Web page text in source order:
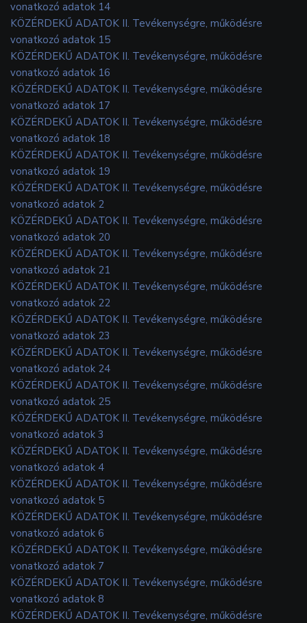
vonatkozó adatok 14
KÖZÉRDEKŰ ADATOK II. Tevékenységre, működésre
vonatkozó adatok 15
KÖZÉRDEKŰ ADATOK II. Tevékenységre, működésre
vonatkozó adatok 16
KÖZÉRDEKŰ ADATOK II. Tevékenységre, működésre
vonatkozó adatok 17
KÖZÉRDEKŰ ADATOK II. Tevékenységre, működésre
vonatkozó adatok 18
KÖZÉRDEKŰ ADATOK II. Tevékenységre, működésre
vonatkozó adatok 19
KÖZÉRDEKŰ ADATOK II. Tevékenységre, működésre
vonatkozó adatok 2
KÖZÉRDEKŰ ADATOK II. Tevékenységre, működésre
vonatkozó adatok 20
KÖZÉRDEKŰ ADATOK II. Tevékenységre, működésre
vonatkozó adatok 21
KÖZÉRDEKŰ ADATOK II. Tevékenységre, működésre
vonatkozó adatok 22
KÖZÉRDEKŰ ADATOK II. Tevékenységre, működésre
vonatkozó adatok 23
KÖZÉRDEKŰ ADATOK II. Tevékenységre, működésre
vonatkozó adatok 24
KÖZÉRDEKŰ ADATOK II. Tevékenységre, működésre
vonatkozó adatok 25
KÖZÉRDEKŰ ADATOK II. Tevékenységre, működésre
vonatkozó adatok 3
KÖZÉRDEKŰ ADATOK II. Tevékenységre, működésre
vonatkozó adatok 4
KÖZÉRDEKŰ ADATOK II. Tevékenységre, működésre
vonatkozó adatok 5
KÖZÉRDEKŰ ADATOK II. Tevékenységre, működésre
vonatkozó adatok 6
KÖZÉRDEKŰ ADATOK II. Tevékenységre, működésre
vonatkozó adatok 7
KÖZÉRDEKŰ ADATOK II. Tevékenységre, működésre
vonatkozó adatok 8
KÖZÉRDEKŰ ADATOK II. Tevékenységre, működésre